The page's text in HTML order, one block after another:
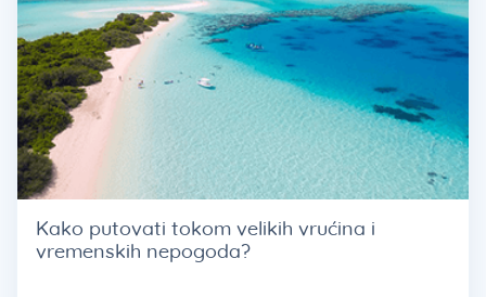
Kako putovati tokom velikih vrućina i
vremenskih nepogoda?